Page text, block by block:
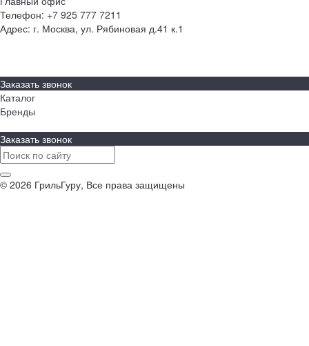
Телефон: +7 925 777 7211
Адрес: г. Москва, ул. Рябиновая д.41 к.1
Заказать звонок
Каталог
Бренды
Заказать звонок
© 2026 ГрильГуру, Все права защищены